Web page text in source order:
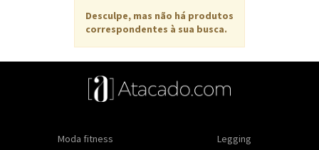
Desculpe, mas não há produtos
correspondentes à sua busca.
Especial natal Toda loja
Masculino Moda masculino
Moda fitness Legging
Oleos e cremes Comestiveis